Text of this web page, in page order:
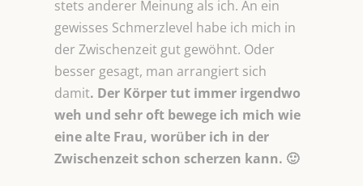
stets anderer Meinung als ich. An ein
gewisses Schmerzlevel habe ich mich in
der Zwischenzeit gut gewöhnt. Oder
besser gesagt, man arrangiert sich
damit. Der Körper tut immer irgendwo
weh und sehr oft bewege ich mich wie
eine alte Frau, worüber ich in der
Zwischenzeit schon scherzen kann. 🙂